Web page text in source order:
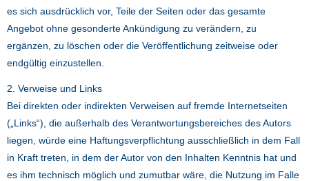
es sich ausdrücklich vor, Teile der Seiten oder das gesamte
Angebot ohne gesonderte Ankündigung zu verändern, zu
ergänzen, zu löschen oder die Veröffentlichung zeitweise oder
endgültig einzustellen.
2. Verweise und Links
Bei direkten oder indirekten Verweisen auf fremde Internetseiten
(„Links“), die außerhalb des Verantwortungsbereiches des Autors
liegen, würde eine Haftungsverpflichtung ausschließlich in dem Fall
in Kraft treten, in dem der Autor von den Inhalten Kenntnis hat und
es ihm technisch möglich und zumutbar wäre, die Nutzung im Falle